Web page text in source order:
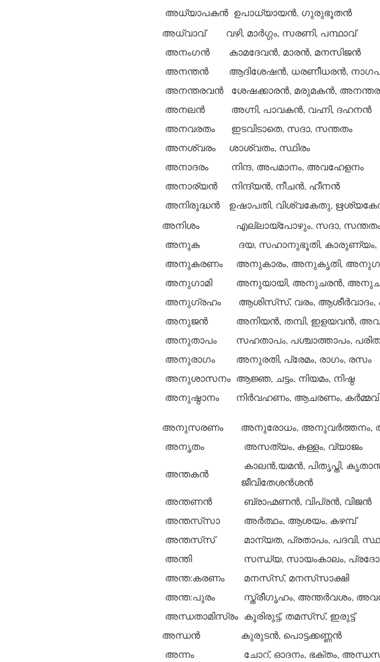
അധ്യാപകന്‍ ഉപാധ്യായന്‍, ഗുരുഭൂതന്‍
അധ്വാവ്
വഴി, മാര്‍ഗ്ഗം, സരണി, പന്ഥാവ്
അനംഗന്‍
കാമദേവന്‍, മാരന്‍, മനസിജന്‍
അനന്തന്‍
ആദിശേഷന്‍, ധരണീധരന്‍,
അനന്തരവന്‍
ശേഷക്കാരന്‍, മരുമകന്‍,
അനലന്‍
അഗ്നി, പാവകന്‍, വഹ്നി, ദഹനന്‍
അനവരതം
ഇടവിടാതെ, സദാ, സന്തതം
അനശ്വരം
ശാശ്വതം, സ്ഥിരം
അനാദരം
നിന്ദ, അപമാനം, അവഹേളനം
അനാര്യന്‍
നിന്ദ്യന്‍, നീചന്‍, ഹീനന്‍
അനിരുദ്ധന്‍
ഉഷാപതി, വിശ്വകേതു,
അനിശം
എല്ലായ്‌പോഴും, സദാ,
അനുക
ദയ, സഹാനുഭൂതി,
അനുകരണം
അനുകാരം, അനുകൃതി,
അനുഗാമി
അനുയായി, അനുചരന്‍,
അനുഗ്രഹം
ആശിസ്‌സ്, വരം, ആശീര്‍വാദം,
അനുജന്‍
അനിയന്‍, തമ്പി, ഇളയവന്‍,
അനുതാപം
സഹതാപം, പശ്ചാത്താപം,
അനുരാഗം
അനുരതി, പ്രേമം, രാഗം, രസം
അനുശാസനം ആജ്ഞ, ചട്ടം, നിയമം, നിഷ്ഠ
അനുഷ്ഠാനം
നിര്‍വഹണം, ആചരണം,
അനുസരണം
അനുരോധം, അനുവര്‍ത്തനം,
അനൃതം
അസത്യം, കള്ളം, വ്യാജം
അന്തകന്‍
കാലന്‍,യമന്‍, പിതൃപ്തി,
ജീവിതേശന്‍ശന്‍
അന്തണന്‍
ബ്രാഹ്മണന്‍, വിപ്രന്‍, വിജന്‍
അന്തസ്‌സാ
അര്‍ത്ഥം, ആശയം, കഴമ്പ്
അന്തസ്‌സ്
മാന്യത, പ്രതാപം, പദവി,
അന്തി
സന്ധ്യ, സായംകാലം,
അന്ത:കരണം
മനസ്‌സ്, മനസ്‌സാക്ഷി
അന്ത:പുരം
സ്ത്രീഗൃഹം, അന്തര്‍വശം,
അന്ധതാമിസ്രം കൂരിരുട്ട്, തമസ്‌സ്, ഇരുട്ട്
അന്ധന്‍
കുരുടന്‍, പൊട്ടക്കണ്ണന്‍
അന്നം
ചോറ്, ഓദനം, ഭക്തം,